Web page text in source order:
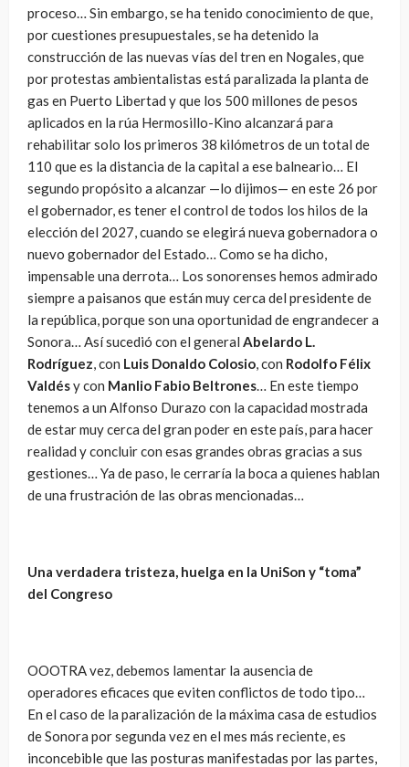
proceso… Sin embargo, se ha tenido conocimiento de que,
por cuestiones presupuestales, se ha detenido la
construcción de las nuevas vías del tren en Nogales, que
por protestas ambientalistas está paralizada la planta de
gas en Puerto Libertad y que los 500 millones de pesos
aplicados en la rúa Hermosillo-Kino alcanzará para
rehabilitar solo los primeros 38 kilómetros de un total de
110 que es la distancia de la capital a ese balneario… El
segundo propósito a alcanzar —lo dijimos— en este 26 por
el gobernador, es tener el control de todos los hilos de la
elección del 2027, cuando se elegirá nueva gobernadora o
nuevo gobernador del Estado… Como se ha dicho,
impensable una derrota… Los sonorenses hemos admirado
siempre a paisanos que están muy cerca del presidente de
la república, porque son una oportunidad de engrandecer a
Sonora… Así sucedió con el general Abelardo L.
Rodríguez, con Luis Donaldo Colosio, con Rodolfo Félix
Valdésy con Manlio Fabio Beltrones… En este tiempo
tenemos a un Alfonso Durazo con la capacidad mostrada
de estar muy cerca del gran poder en este país, para hacer
realidad y concluir con esas grandes obras gracias a sus
gestiones… Ya de paso, le cerraría la boca a quienes hablan
de una frustración de las obras mencionadas…
Una verdadera tristeza, huelga en la UniSon y “toma”
del Congreso
OOOTRA vez, debemos lamentar la ausencia de
operadores eficaces que eviten conflictos de todo tipo…
En el caso de la paralización de la máxima casa de estudios
de Sonora por segunda vez en el mes más reciente, es
inconcebible que las posturas manifestadas por las partes,